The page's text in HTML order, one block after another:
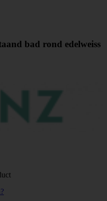
bad rond edelweiss